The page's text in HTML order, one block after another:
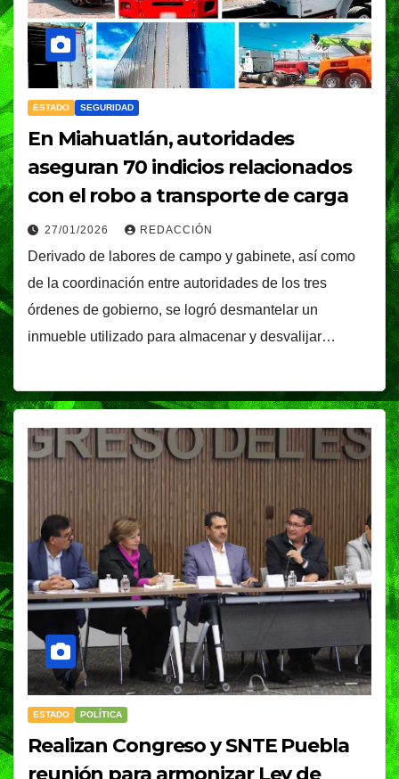
ESTADO SEGURIDAD
En Miahuatlán, autoridades
aseguran 70 indicios relacionados
con el robo a transporte de carga
27/01/2026 REDACCIÓN
Derivado de labores de campo y gabinete, así como
de la coordinación entre autoridades de los tres
órdenes de gobierno, se logró desmantelar un
inmueble utilizado para almacenar y desvalijar…
ESTADO POLÍTICA
Realizan Congreso y SNTE Puebla